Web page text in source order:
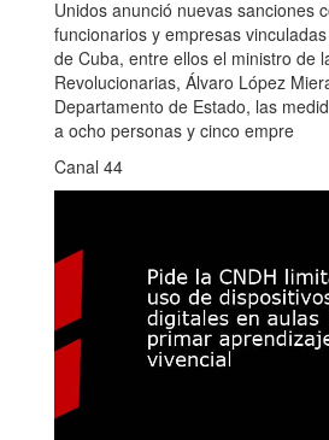
Unidos anunció nuevas sanciones
funcionarios y empresas
de Cuba, entre ellos el ministro de
Revolucionarias, Álvaro López
Departamento de Estado, las
a ocho personas y cinco empre
Canal 44